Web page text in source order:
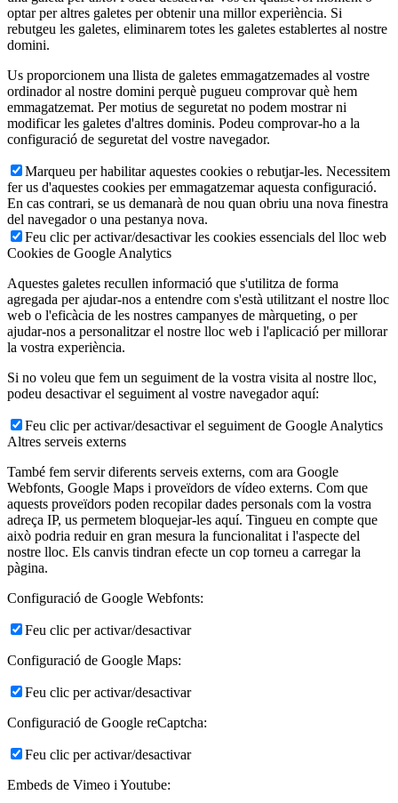
optar per altres galetes per obtenir una millor experiència. Si
rebutgeu les galetes, eliminarem totes les galetes establertes al nostre
domini.
Us proporcionem una llista de galetes emmagatzemades al vostre
ordinador al nostre domini perquè pugueu comprovar què hem
emmagatzemat. Per motius de seguretat no podem mostrar ni
modificar les galetes d'altres dominis. Podeu comprovar-ho a la
configuració de seguretat del vostre navegador.
Marqueu per habilitar aquestes cookies o rebutjar-les. Necessitem
fer us d'aquestes cookies per emmagatzemar aquesta configuració.
En cas contrari, se us demanarà de nou quan obriu una nova finestra
del navegador o una pestanya nova.
Feu clic per activar/desactivar les cookies essencials del lloc web
Cookies de Google Analytics
Aquestes galetes recullen informació que s'utilitza de forma
agregada per ajudar-nos a entendre com s'està utilitzant el nostre lloc
web o l'eficàcia de les nostres campanyes de màrqueting, o per
ajudar-nos a personalitzar el nostre lloc web i l'aplicació per millorar
la vostra experiència.
Si no voleu que fem un seguiment de la vostra visita al nostre lloc,
podeu desactivar el seguiment al vostre navegador aquí:
Feu clic per activar/desactivar el seguiment de Google Analytics
Altres serveis externs
També fem servir diferents serveis externs, com ara Google
Webfonts, Google Maps i proveïdors de vídeo externs. Com que
aquests proveïdors poden recopilar dades personals com la vostra
adreça IP, us permetem bloquejar-les aquí. Tingueu en compte que
això podria reduir en gran mesura la funcionalitat i l'aspecte del
nostre lloc. Els canvis tindran efecte un cop torneu a carregar la
pàgina.
Configuració de Google Webfonts:
Feu clic per activar/desactivar
Configuració de Google Maps:
Feu clic per activar/desactivar
Configuració de Google reCaptcha:
Feu clic per activar/desactivar
Embeds de Vimeo i Youtube: